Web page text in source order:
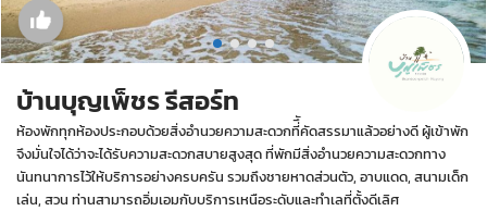
o
n
บ้านบุญเพ็ชร รีสอร์ท
ห้องพักทุกห้องประกอบด้วยสิ่งอำนวยความสะดวกที่ึัคัดสรรมาแล้วอย่างดี ผู้เข้าพัก
จึงมั่นใจได้ว่าจะได้รับความสะดวกสบายสูงสุด ที่พักมีสิ่งอำนวยความสะดวกทาง
นันทนาการไว้ให้บริการอย่างครบครัน รวมถึงชายหาดส่วนตัว, อาบแดด, สนามเด็ก
เล่น, สวน ท่านสามารถอิ่มเอมกับบริการเหนือระดับและทำเลที่ตั้งดีเลิศ